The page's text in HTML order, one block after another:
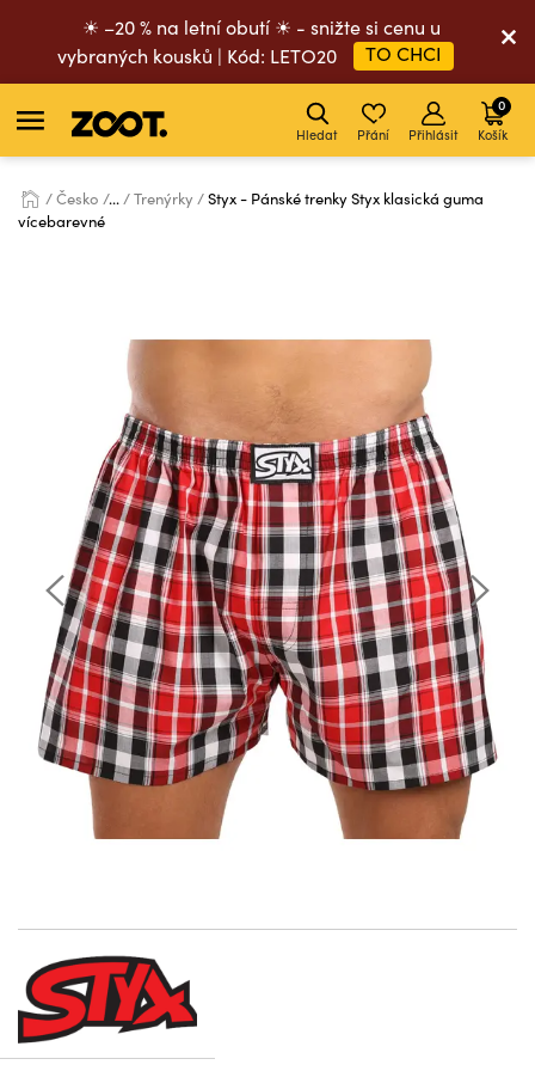
☀ –20 % na letní obutí ☀ - snižte si cenu u
vybraných kousků | Kód: LETO20
TO CHCI
Hledat Přání Přihlásit Košík
0
Česko ... Trenýrky
Styx - Pánské trenky Styx klasická guma
vícebarevné